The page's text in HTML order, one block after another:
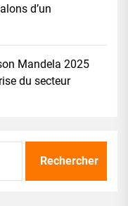
d’un
Mandela 2025
du secteur